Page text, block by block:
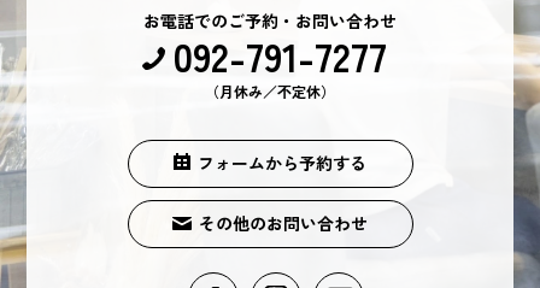
お電話でのご予約・お問い合わせ
092-791-7277
（月休み／不定休）
フォームから予約する
その他のお問い合わせ